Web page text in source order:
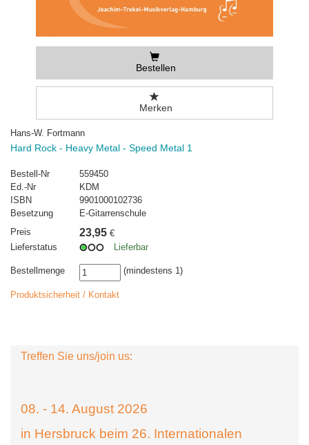
Bestellen
Merken
Hans-W. Fortmann
Hard Rock - Heavy Metal - Speed Metal 1
Bestell-Nr
559450
Ed.-Nr
KDM
ISBN
9901000102736
Besetzung
E-Gitarrenschule
Preis
23,95 €
Lieferstatus
Lieferbar
Bestellmenge (mindestens 1)
Produktsicherheit / Kontakt
Treffen Sie uns/join us:
08. - 14. August 2026
in Hersbruck beim 26. Internationalen